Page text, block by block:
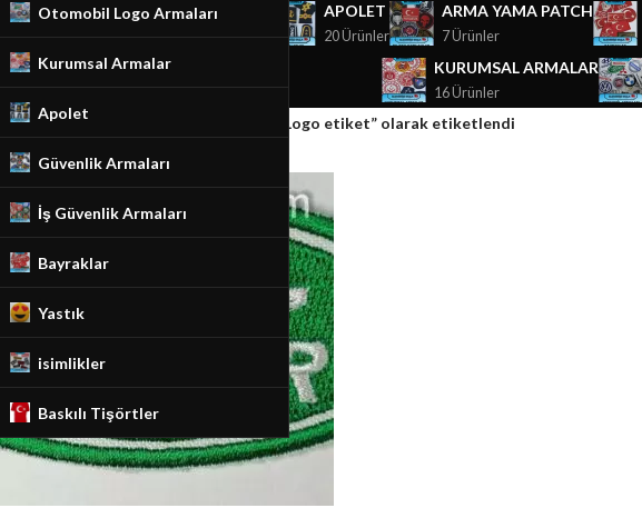
Otomobil Logo Armaları
Kurumsal Armalar
Apolet
Güvenlik Armaları
İş Güvenlik Armaları
Bayraklar
Yastık
isimlikler
Baskılı Tişörtler
GÜVENLIK ARMALARI
18 Ürünler
APOLET
20 Ürünler
ARMA YAMA PATCH
7 Ürünler
KURUMSAL ARMALAR
16 Ürünler
Ana Sayfa/Mağaza Ürünler “Land Rover Logo etiket” olarak etiketlendi